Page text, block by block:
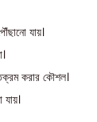
যায়।
করার কৌশল।